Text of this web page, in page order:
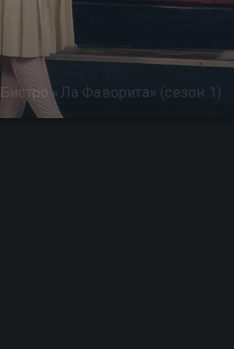
Бистро «Ла Фаворита» (сезон 1)